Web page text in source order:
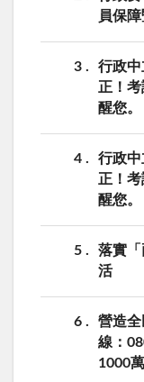
員保
3
行政
正！
醒您。
4
行政
正！
醒您。
5
落實
活
6
營造
線：
1000萬